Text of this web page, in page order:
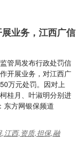
业务，江西广信
管局发布行政处罚信
开展业务，对江西广
万元处罚。因对上
桂月、叶淑明分别进
东方网银保频道
江西,资质,担保,融